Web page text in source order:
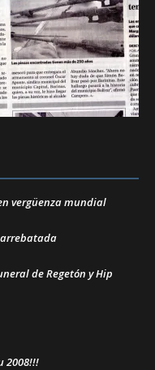
vergüenza mundial
arrebatada
de Regetón y Hip
2008!!!